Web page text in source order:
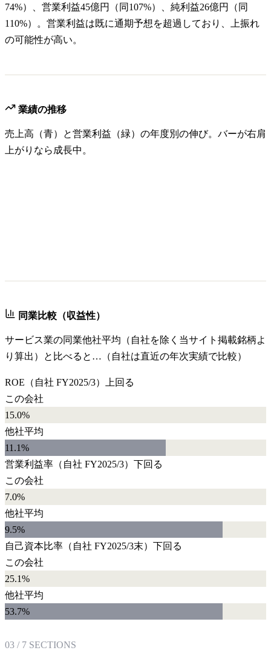
74%）、営業利益45億円（同107%）、純利益26億円（同
110%）。営業利益は既に通期予想を超過しており、上振れ
の可能性が高い。
業績の推移
売上高（青）と営業利益（緑）の年度別の伸び。バーが右肩
上がりなら成長中。
同業比較（収益性）
サービス業の同業他社平均（自社を除く当サイト掲載銘柄よ
り算出）と比べると…（自社は直近の年次実績で比較）
ROE （自社 FY2025/3）
上回る
この会社
15.0%
他社平均
11.1%
営業利益率 （自社 FY2025/3） 下回る
この会社
7.0%
他社平均
9.5%
自己資本比率 （自社 FY2025/3末） 下回る
この会社
25.1%
他社平均
53.7%
03 / 7 SECTIONS